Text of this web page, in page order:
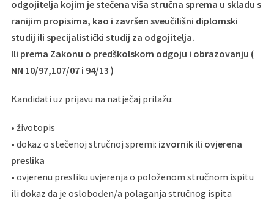
odgojitelja kojim je stečena viša stručna sprema u skladu s
ranijim propisima, kao i završen sveučilišni diplomski
studij ili specijalistički studij za odgojitelja.
Ili prema Zakonu o predškolskom odgoju i obrazovanju (
NN 10/97,107/07 i 94/13 )
Kandidati uz prijavu na natječaj prilažu:
• životopis
• dokaz o stečenoj stručnoj spremi: izvornik ili ovjerena
preslika
• ovjerenu presliku uvjerenja o položenom stručnom ispitu
ili dokaz da je oslobođen/a polaganja stručnog ispita